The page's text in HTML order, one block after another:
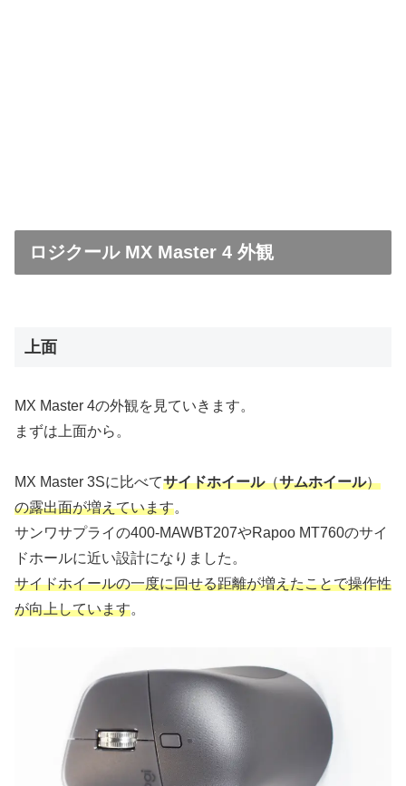
ロジクール MX Master 4 外観
上面
MX Master 4の外観を見ていきます。
まずは上面から。
MX Master 3Sに比べてサイドホイール（サムホイール）
の露出面が増えています。
サンワサプライの400-MAWBT207やRapoo MT760のサイ
ドホールに近い設計になりました。
サイドホイールの一度に回せる距離が増えたことで操作性
が向上しています。